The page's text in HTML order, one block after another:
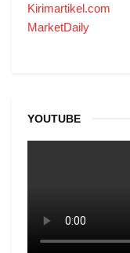
Kirimartikel.com
MarketDaily
YOUTUBE